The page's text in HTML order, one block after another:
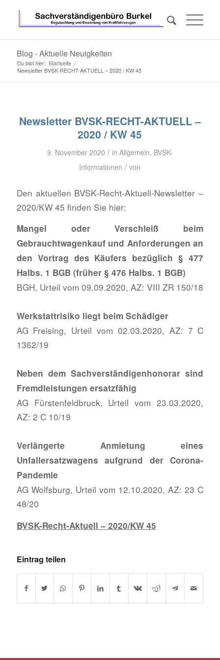
Blog - Aktuelle Neuigkeiten
Du bist hier: Startseite /
Newsletter BVSK-RECHT-AKTUELL – 2020 / KW 45
Newsletter BVSK-RECHT-AKTUELL –
2020 / KW 45
9. November 2020 / in Allgemein, BVSK-
Informationen / von
Den aktuellen BVSK-Recht-Aktuell-Newsletter –
2020/KW 45 finden Sie hier:
Mangel oder Verschleiß beim
Gebrauchtwagenkauf und Anforderungen an
den Vortrag des Käufers bezüglich § 477
Halbs. 1 BGB (früher § 476 Halbs. 1 BGB)
BGH, Urteil vom 09.09.2020, AZ: VIII ZR 150/18
Werkstattrisiko liegt beim Schädiger
AG Freising, Urteil vom 02.03.2020, AZ: 7 C
1362/19
Neben dem Sachverständigenhonorar sind
Fremdleistungen ersatzfähig
AG Fürstenfeldbruck, Urteil vom 23.03.2020,
AZ: 2 C 10/19
Verlängerte Anmietung eines
Unfallersatzwagens aufgrund der Corona-
Pandemie
AG Wolfsburg, Urteil vom 12.10.2020, AZ: 23 C
48/20
BVSK-Recht-Aktuell – 2020/KW 45
Eintrag teilen